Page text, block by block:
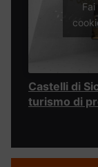
Castelli di
turismo di